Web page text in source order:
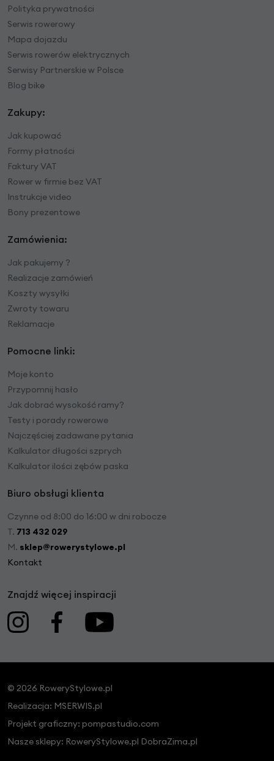
Polityka prywatności
Serwis rowerowy
Mapa dojazdu
Serwis rowerów elektrycznych
Serwisy Partnerskie w Polsce
Blog bike
Zakupy:
Jak kupować
Formy płatności
Faktury VAT
Rower w firmie bez VAT
Instrukcje video
Bony prezentowe
Zamówienia:
Jak pakujemy ?
Realizacje zamówień
Koszty wysyłki
Zwroty towaru
Reklamacje
Pomocne linki:
Moje konto
Przypomnij hasło
Jak dobrać wysokość ramy?
Testy i porady rowerowe
Najczęściej zadawane pytania
Kalkulator długości szprych
Kalkulator ilości zębów paska
Biuro obsługi klienta
Czynne od 8:00 do 16:00 w dni robocze
T. 713 432 029
M. sklep@rowerystylowe.pl
Kontakt
Znajdź więcej inspiracji
© 2026 RoweryStylowe.pl
Realizacja: MSERWIS.pl
Projekt graficzny: pompastudio.com
Nasze sklepy: RoweryStylowe.pl DobraZima.pl